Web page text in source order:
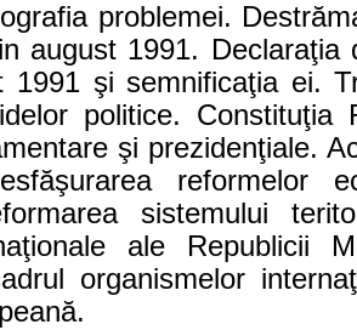
problemei.
august 1991.
1991 şi semnificaţia ei.
politice.
şi prezidenţiale.
reformelor
sistemului
ale Republicii
organismelor